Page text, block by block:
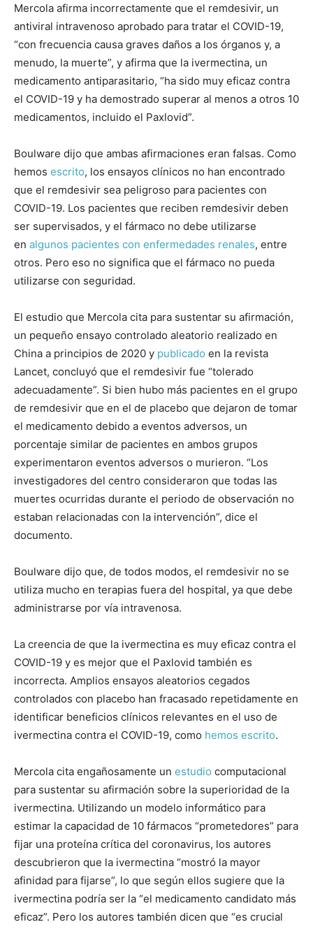
Mercola afirma incorrectamente que el remdesivir, un
antiviral intravenoso aprobado para tratar el COVID-19,
“con frecuencia causa graves daños a los órganos y, a
menudo, la muerte”, y afirma que la ivermectina, un
medicamento antiparasitario, “ha sido muy eficaz contra
el COVID-19 y ha demostrado superar al menos a otros 10
medicamentos, incluido el Paxlovid”.
Boulware dijo que ambas afirmaciones eran falsas. Como
hemos escrito, los ensayos clínicos no han encontrado
que el remdesivir sea peligroso para pacientes con
COVID-19. Los pacientes que reciben remdesivir deben
ser supervisados, y el fármaco no debe utilizarse
en algunos pacientes con enfermedades renales, entre
otros. Pero eso no significa que el fármaco no pueda
utilizarse con seguridad.
El estudio que Mercola cita para sustentar su afirmación,
un pequeño ensayo controlado aleatorio realizado en
China a principios de 2020 y publicado en la revista
Lancet, concluyó que el remdesivir fue “tolerado
adecuadamente”. Si bien hubo más pacientes en el grupo
de remdesivir que en el de placebo que dejaron de tomar
el medicamento debido a eventos adversos, un
porcentaje similar de pacientes en ambos grupos
experimentaron eventos adversos o murieron. “Los
investigadores del centro consideraron que todas las
muertes ocurridas durante el periodo de observación no
estaban relacionadas con la intervención”, dice el
documento.
Boulware dijo que, de todos modos, el remdesivir no se
utiliza mucho en terapias fuera del hospital, ya que debe
administrarse por vía intravenosa.
La creencia de que la ivermectina es muy eficaz contra el
COVID-19 y es mejor que el Paxlovid también es
incorrecta. Amplios ensayos aleatorios cegados
controlados con placebo han fracasado repetidamente en
identificar beneficios clínicos relevantes en el uso de
ivermectina contra el COVID-19, como hemos escrito.
Mercola cita engañosamente un estudio computacional
para sustentar su afirmación sobre la superioridad de la
ivermectina. Utilizando un modelo informático para
estimar la capacidad de 10 fármacos “prometedores” para
fijar una proteína crítica del coronavirus, los autores
descubrieron que la ivermectina “mostró la mayor
afinidad para fijarse”, lo que según ellos sugiere que la
ivermectina podría ser la “el medicamento candidato más
eficaz”. Pero los autores también dicen que “es crucial